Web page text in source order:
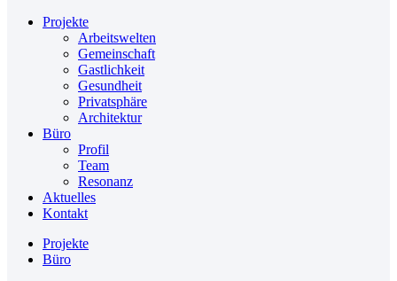
Projekte
Arbeitswelten
Gemeinschaft
Gastlichkeit
Gesundheit
Privatsphäre
Architektur
Büro
Profil
Team
Resonanz
Aktuelles
Kontakt
Projekte
Büro